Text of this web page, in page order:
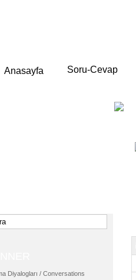
Anasayfa Soru-Cevap
Diyalogları / Conversations